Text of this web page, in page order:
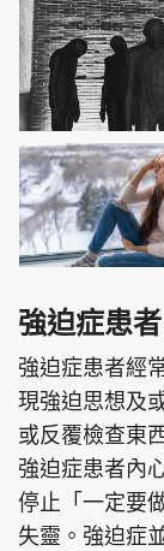
強迫症患
強迫症患者經
現強迫思想及
或反覆檢查東
強迫症患者內
停止「一定要
失靈。強迫症